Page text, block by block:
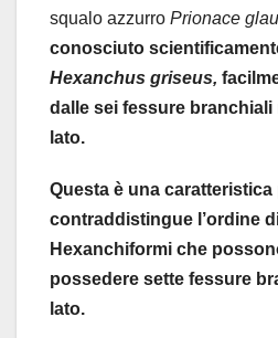
squalo azzurro Prionace
conosciuto
Hexanchus griseus,
dalle sei fessure
lato.
Questa è una
contraddistingue l’ordine
Hexanchiformi che
possedere sette fessure
lato.